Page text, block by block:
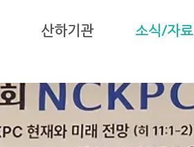
산하기관 소식/자료